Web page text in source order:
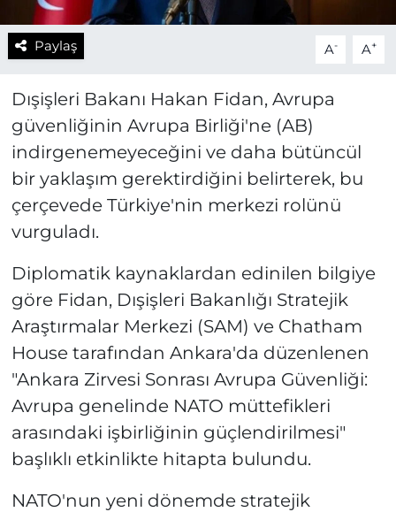
Paylaş A- A+
Dışişleri Bakanı Hakan Fidan, Avrupa
güvenliğinin Avrupa Birliği'ne (AB)
indirgenemeyeceğini ve daha bütüncül
bir yaklaşım gerektirdiğini belirterek, bu
çerçevede Türkiye'nin merkezi rolünü
vurguladı.
Diplomatik kaynaklardan edinilen bilgiye
göre Fidan, Dışişleri Bakanlığı Stratejik
Araştırmalar Merkezi (SAM) ve Chatham
House tarafından Ankara'da düzenlenen
"Ankara Zirvesi Sonrası Avrupa Güvenliği:
Avrupa genelinde NATO müttefikleri
arasındaki işbirliğinin güçlendirilmesi"
başlıklı etkinlikte hitapta bulundu.
NATO'nun yeni dönemde stratejik